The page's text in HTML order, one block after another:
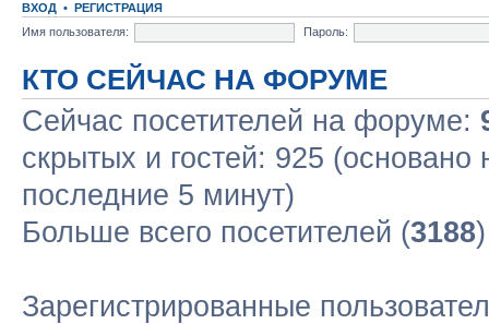
ВХОД • РЕГИСТРАЦИЯ
Имя пользователя:
Пароль:
КТО СЕЙЧАС НА ФОРУМЕ
Сейчас посетителей на форуме:
скрытых и гостей: 925 (основано
последние 5 минут)
Больше всего посетителей (3188
Зарегистрированные